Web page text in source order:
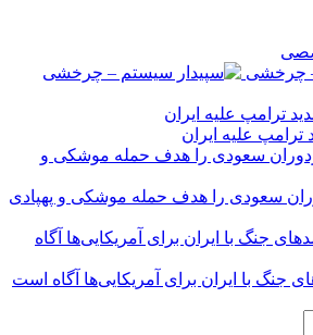
علیه ایران
سعودی را هدف حمله موشکی و پهپادی
جنگ با ایران برای آمریکایی‌ها آگاه است